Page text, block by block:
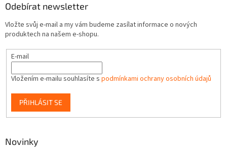
Odebírat newsletter
Vložte svůj e-mail a my vám budeme zasílat informace o nových
produktech na našem e-shopu.
E-mail
Vložením e-mailu souhlasíte s podmínkami ochrany osobních údajů
PŘIHLÁSIT SE
Novinky